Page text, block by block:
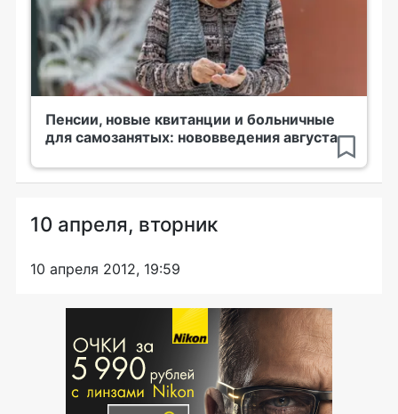
Пенсии, новые квитанции и больничные
для самозанятых: нововведения августа
10 апреля, вторник
10 апреля 2012, 19:59